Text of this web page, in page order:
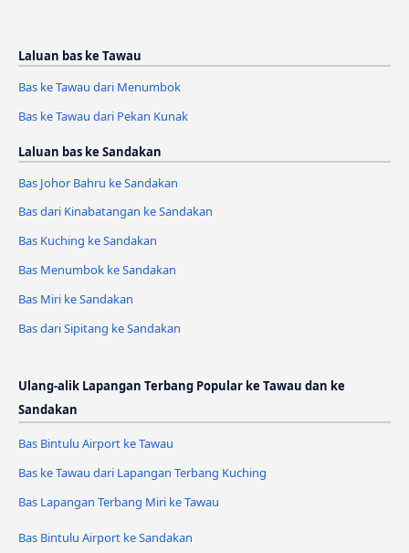
Laluan bas ke Tawau
Bas ke Tawau dari Menumbok
Bas ke Tawau dari Pekan Kunak
Laluan bas ke Sandakan
Bas Johor Bahru ke Sandakan
Bas dari Kinabatangan ke Sandakan
Bas Kuching ke Sandakan
Bas Menumbok ke Sandakan
Bas Miri ke Sandakan
Bas dari Sipitang ke Sandakan
Ulang-alik Lapangan Terbang Popular ke Tawau dan ke
Sandakan
Bas Bintulu Airport ke Tawau
Bas ke Tawau dari Lapangan Terbang Kuching
Bas Lapangan Terbang Miri ke Tawau
Bas Bintulu Airport ke Sandakan